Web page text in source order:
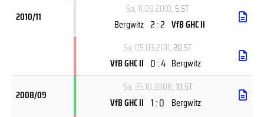
2010/11
Sa, 11.09.2010, 5.ST
Bergwitz 2 : 2 VfB GHC II
Sa, 05.03.2011, 20.ST
VfB GHC II 0 : 4 Bergwitz
2008/09
Sa, 25.10.2008, 10.ST
VfB GHC II 1 : 0 Bergwitz